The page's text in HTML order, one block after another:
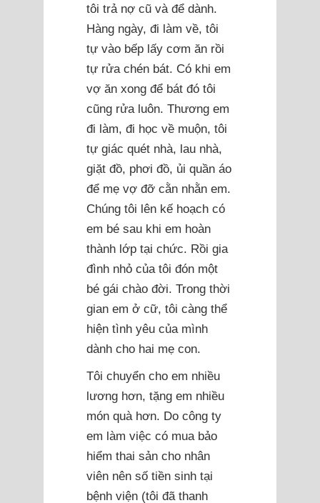
tôi trả nợ cũ và để dành.
Hàng ngày, đi làm về, tôi
tự vào bếp lấy cơm ăn rồi
tự rửa chén bát. Có khi em
vợ ăn xong để bát đó tôi
cũng rửa luôn. Thương em
đi làm, đi học về muộn, tôi
tự giác quét nhà, lau nhà,
giặt đồ, phơi đồ, ủi quần áo
để mẹ vợ đỡ cằn nhằn em.
Chúng tôi lên kế hoạch có
em bé sau khi em hoàn
thành lớp tại chức. Rồi gia
đình nhỏ của tôi đón một
bé gái chào đời. Trong thời
gian em ở cữ, tôi càng thể
hiện tình yêu của mình
dành cho hai mẹ con.
Tôi chuyển cho em nhiều
lương hơn, tặng em nhiều
món quà hơn. Do công ty
em làm việc có mua bảo
hiểm thai sản cho nhân
viên nên số tiền sinh tại
bệnh viện (tôi đã thanh